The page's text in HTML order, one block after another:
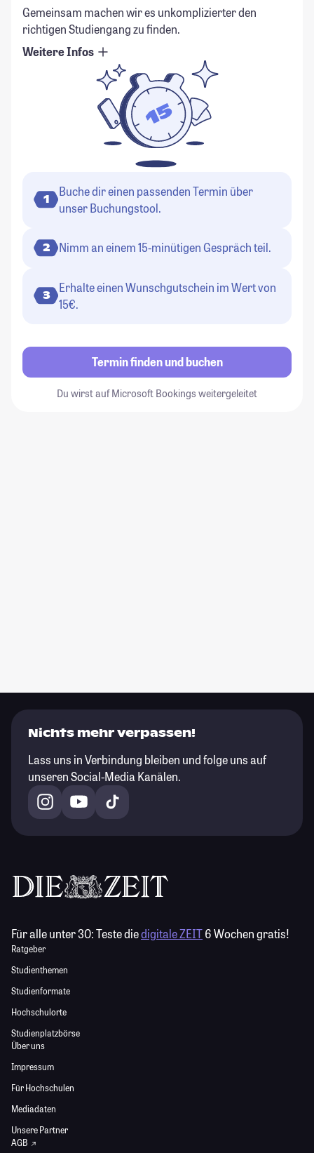
Gemeinsam machen wir es unkomplizierter den
richtigen Studiengang zu finden.
Weitere Infos
1
Buche dir einen passenden Termin über
unser Buchungstool.
2 Nimm an einem 15-minütigen Gespräch teil.
3
Erhalte einen Wunschgutschein im Wert von
15€.
Termin finden und buchen
Du wirst auf Microsoft Bookings weitergeleitet
Nichts mehr verpassen!
Lass uns in Verbindung bleiben und folge uns auf
unseren Social-Media Kanälen.
Für alle unter 30:Teste diedigitale ZEIT6 Wochen gratis!
Ratgeber
Studienthemen
Studienformate
Hochschulorte
Studienplatzbörse
Über uns
Impressum
Für Hochschulen
Mediadaten
Unsere Partner
AGB